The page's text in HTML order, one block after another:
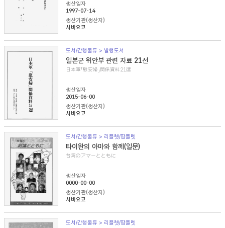
생산일자
1997-07-14
생산기관(생산자)
시바요코
도서/간행물류 > 발행도서
일본군 위안부 관련 자료 21선
日本軍「慰安婦」関係資料21選
생산일자
2015-06-00
생산기관(생산자)
시바요코
도서/간행물류 > 리플렛/팜플렛
타이완의 아마와 함께(일문)
台湾のアマーとともに
생산일자
0000-00-00
생산기관(생산자)
시바요코
도서/간행물류 > 리플렛/팜플렛